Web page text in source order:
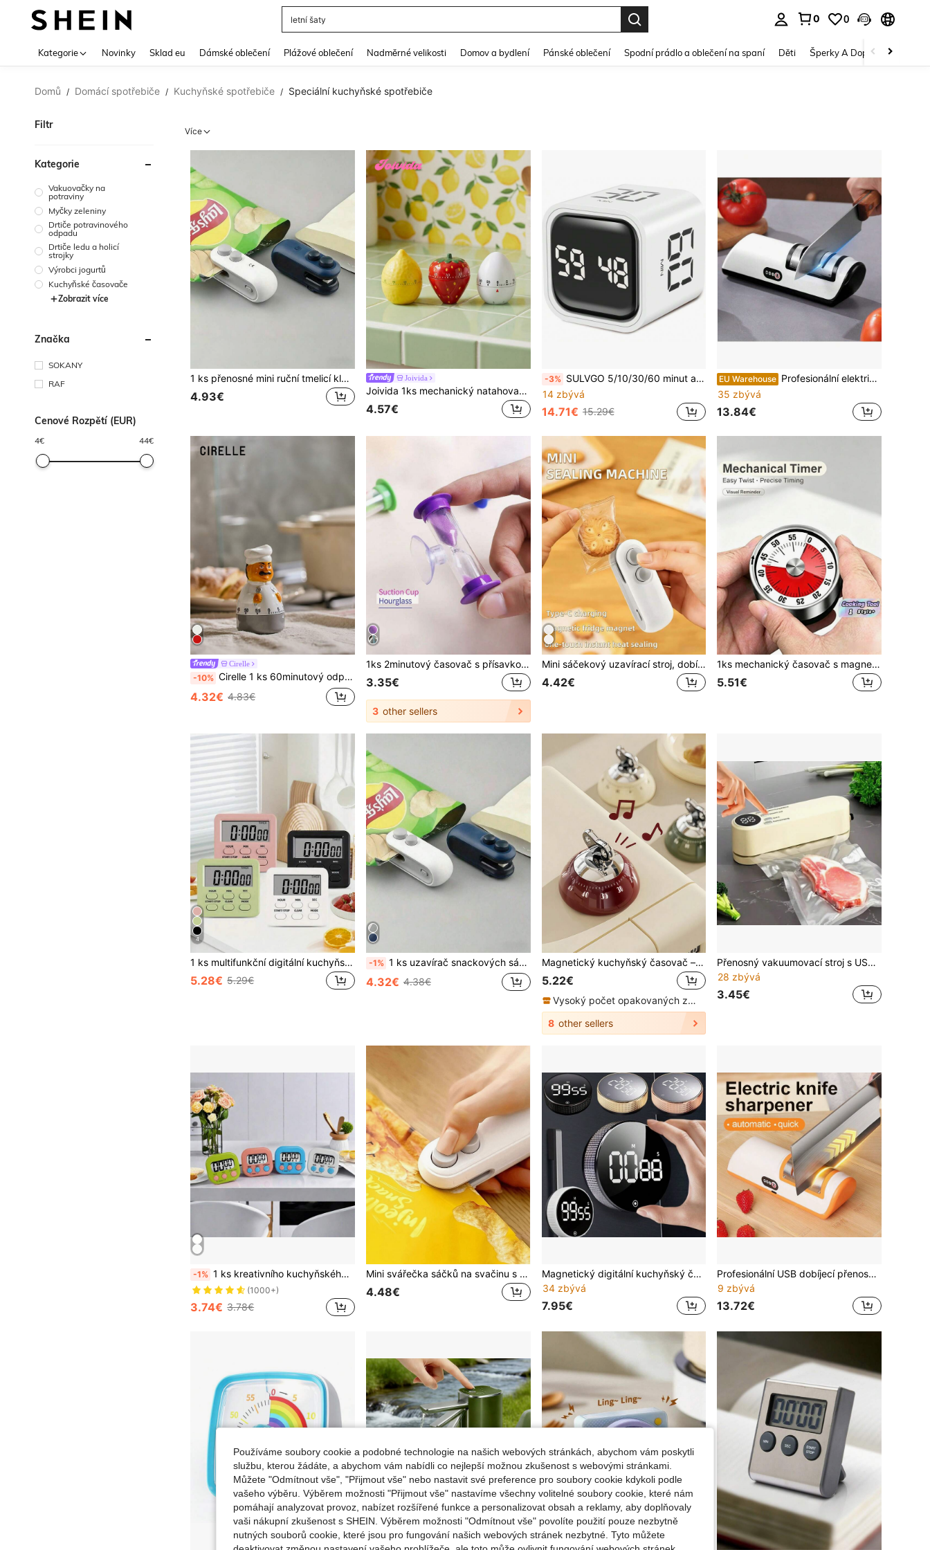
letní šaty
0 0
Kategorie Novinky Sklad eu Dámské oblečení Plážové oblečení Nadměrné velikosti Domov a bydlení Pánské oblečení Spodní prádlo a oblečení na spaní Děti Šperky A Doplňky
Domů / Domácí spotřebiče / Kuchyňské spotřebiče / Speciální kuchyňské spotřebiče
Filtr
Kategorie
Vakuovačky na
potraviny
Myčky zeleniny
Drtiče potravinového
odpadu
Drtiče ledu a holicí
strojky
Výrobci jogurtů
Kuchyňské časovače
Zobrazit více
Značka
SOKANY
RAF
Cenové Rozpětí (EUR)
4€ 44€
Více
1 ks přenosné mini ruční tmelicí kleště na sáčky s magnetickým uzavíráním a integrovanou dobíjecí USB baterií, plastový tmel dechem ruky, magický nástroj na uzavírání sáčku na chipsy, sušenky a snacky, výkon 16 W, ideální pro domácnost, cestování a kempování
4.93€
Joivida
Joivida 1ks mechanický natahovací časovač/chronometr
4.57€
-3% SULVGO 5/10/30/60 minut a přizpůsobitelný digitální kostkový časovač na rajčata, časovač na efektivitu, kuchyňský časovač, stolní časovač s vibracemi a nastavitelným alarmem, vhodný pro správu úkolů, vaření, učení - bílý
14 zbývá
14.71€ 15.29€
EU Warehouse Profesionální elektrický ořezávač nožů s dobíjecím USB kabelem, dvoustupňový diamantový brusný kotouč, vhodný pro rovné čepele s úhlem 20 stupňů, ořezávač kuchyňských nožů s funkcemi ostření a leštění, vhodný pro různé nože s rovným ostřím (kuchařský nůž, krájecí nůž, santoku nůž, loupací nůž atd.), skládací nože, keramické nože atd.
35 zbývá
13.84€
Cirelle
-10% Cirelle 1 ks 60minutový odpočítávací časovač vaření (mechanický budík) | Kuchyně, Jídelna, Vaření, Restaurace
4.32€ 4.83€
1ks 2minutový časovač s přísavkou - otočné plastové mini hodiny na čištění zubů, do učebny a hry, bez nutnosti napájení, časovač do učebny | Živý design | Odolný plast
3.35€
3 other sellers
Mini sáčekový uzavírací stroj, dobíjecí 2v1 tepelný uzavírací stroj s řezací funkcí, vhodný pro brambůrkové chipsy, snacky a plastové sáčky, udržuje potraviny čerstvé, USB nabíjecí uzavírací stroj, uzavírací stroj na skladování potravin, 150mAh, kuchyňský gadget
4.42€
1ks mechanický časovač s magnetickou zadní stranou, kuchyňský časovač, časovač na vaření, kruhový nerezový časovač na vaření, 60minutový odpočítávací časovač, bez nutnosti baterie, připomenutí kuchyňského času, vhodné pro kuchyň, vaření, posilovnu, učebnu, kancelář, restauraci, pečení atd.
5.51€
4
1 ks multifunkční digitální kuchyňský časovač s budíkem - odpočítávání/24hodinový displej, funkce paměti, velký LCD displej, magnetická/stojanková instalace, vhodné pro vaření, pečení, studium a fitness, baterie nejsou součástí balení
5.28€ 5.29€
-1% 1 ks uzavírač snackových sáčků, vestavěná magnetická USB dobíjecí baterie, přenosný mini uzavírací stroj, ruční lisovací nástroj na plastové sáčky, vhodný pro sáčky na brambůrkové chipsy, sušenky a snacky, výkon 16 W, vhodný do domácnosti, na cesty a kempování
4.32€ 4.38€
Magnetický kuchyňský časovač – přesný odpočítávací časovač, silné samolepicí zadní straně, mechanický stolní/lednicový časovač, vhodný pro vaření, pečení a studium (přehledný ciferník), 1 ks
5.22€
Vysoký počet opakovaných zákazníků
8 other sellers
Přenosný vakuumovací stroj s USB nabíjením (s digitálním displejem) – rychlé uzavírání, včetně čerpadla a vakuumovacího sáčku, vhodný pro uchování potravin, snacků, masa, ovoce a zeleniny – kompaktní design, baterie: 1200 mAh
28 zbývá
3.45€
-1% 1 ks kreativního kuchyňského digitálního časovače na pečení
(1000+)
3.74€ 3.78€
Mini svářečka sáčků na svačinu s dobíjecí tepelnou svářečkou 2 v 1 a řezacím nožem, znovu uzavírá plastové sáčky pro udržení čerstvosti potravin, malý svářecí stroj s čepelí, vakuová svářečka teplem, dobíjecí svářecí stroj s USB, svářečka na potraviny
4.48€
Magnetický digitální kuchyňský časovač, vyžadují 3 baterie AAA (nejsou součástí balení), otočný organizér času s LED displejem a budíkem, přenosný design pro vaření, studium, sprchování, domácí a kancelářské použití, protiskluzová základna - 5 barevných variant
34 zbývá
7.95€
Profesionální USB dobíjecí přenosný elektrický ořezávač nožů, nastavitelný 20stupňový rovný ořezávač čepelí, pro kuchyňské nože, kráječe, santoku, škrabky, keramické nože, ostření a leštění, snadno použitelný
9 zbývá
13.72€
Používáme soubory cookie a podobné technologie na našich webových stránkách, abychom vám poskytli
službu, kterou žádáte, a abychom vám nabídli co nejlepší možnou zkušenost s webovými stránkami.
Můžete "Odmítnout vše", "Přijmout vše" nebo nastavit své preference pro soubory cookie kdykoli podle
vašeho výběru. Výběrem možnosti "Přijmout vše" nastavíme všechny volitelné soubory cookie, které nám
pomáhají analyzovat provoz, nabízet rozšířené funkce a personalizovat obsah a reklamy, aby doplňovaly
vaši nákupní zkušenost s SHEIN. Výběrem možnosti "Odmítnout vše" povolíte použití pouze nezbytně
nutných souborů cookie, které jsou pro fungování našich webových stránek nezbytné. Tyto můžete